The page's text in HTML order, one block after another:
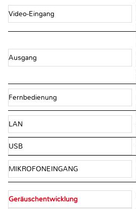
Video-Eingang
Ausgang
Fernbedienung
LAN
USB
MIKROFONEINGANG
Geräuschentwicklung